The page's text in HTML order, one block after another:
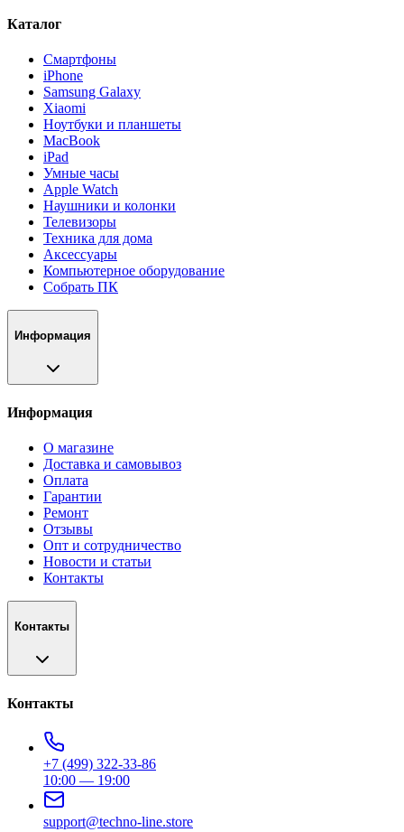
Каталог
Смартфоны
iPhone
Samsung Galaxy
Xiaomi
Ноутбуки и планшеты
MacBook
iPad
Умные часы
Apple Watch
Наушники и колонки
Телевизоры
Техника для дома
Аксессуары
Компьютерное оборудование
Собрать ПК
Информация
Информация
О магазине
Доставка и самовывоз
Оплата
Гарантии
Ремонт
Отзывы
Опт и сотрудничество
Новости и статьи
Контакты
Контакты
Контакты
+7 (499) 322-33-86
10:00 — 19:00
support@techno-line.store